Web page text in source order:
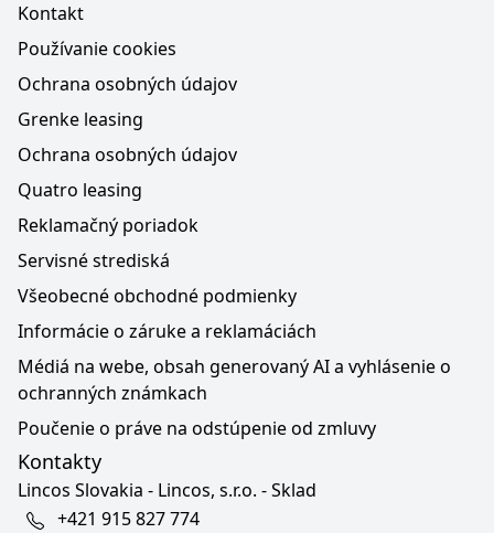
Kontakt
Používanie cookies
Ochrana osobných údajov
Grenke leasing
Ochrana osobných údajov
Quatro leasing
Reklamačný poriadok
Servisné strediská
Všeobecné obchodné podmienky
Informácie o záruke a reklamáciách
Médiá na webe, obsah generovaný AI a vyhlásenie o
ochranných známkach
Poučenie o práve na odstúpenie od zmluvy
Kontakty
Lincos Slovakia - Lincos, s.r.o. - Sklad
+421 915 827 774